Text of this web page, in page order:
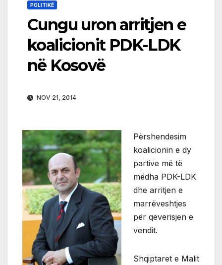
POLITIKË
Cungu uron arritjen e
koalicionit PDK-LDK
në Kosovë
NOV 21, 2014
Përshendesim
koalicionin e dy
partive më të
mëdha PDK-LDK
dhe arritjen e
marrëveshtjes
për qeverisjen e
vendit.
Shqiptaret e Malit